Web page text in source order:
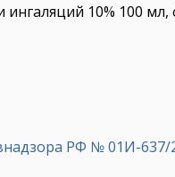
10% 100 мл,
РФ № 01И-637/